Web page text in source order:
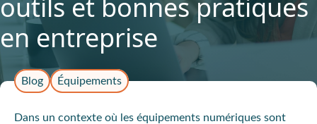
outils et bonnes pratiques
en entreprise
Blog Équipements
Dans un contexte où les équipements numériques sont